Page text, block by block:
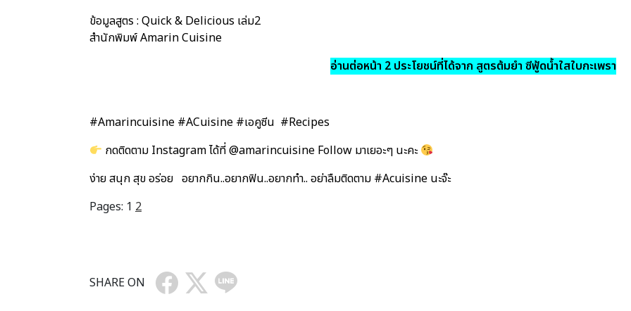
ข้อมูลสูตร : Quick & Delicious เล่ม2
สำนักพิมพ์ Amarin Cuisine
อ่านต่อหน้า 2 ประโยชน์ที่ได้จาก สูตรต้มยำ ซีฟู้ดน้ำใสใบกะเพรา
#Amarincuisine #ACuisine #เอคูซีน #Recipes
กดติดตาม Instagram ได้ที่ @amarincuisine Follow มาเยอะๆ นะคะ
ง่าย สนุก สุข อร่อย อยากกิน..อยากฟิน..อยากทำ.. อย่าลืมติดตาม #Acuisine นะจ๊ะ
Pages: 1 2
SHARE ON